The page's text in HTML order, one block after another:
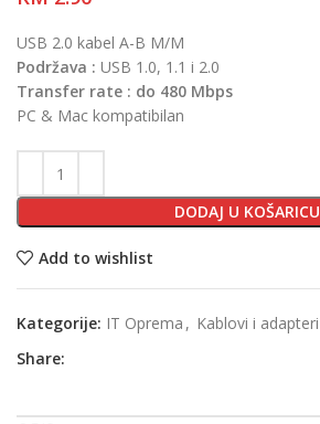
USB 2.0 kabel A-B M/M
Podržava : USB 1.0, 1.1 i 2.0
Transfer rate : do 480 Mbps
PC & Mac kompatibilan
DODAJ U KOŠARICU
Add to wishlist
Kategorije: IT Oprema , Kablovi i adapteri
Share: